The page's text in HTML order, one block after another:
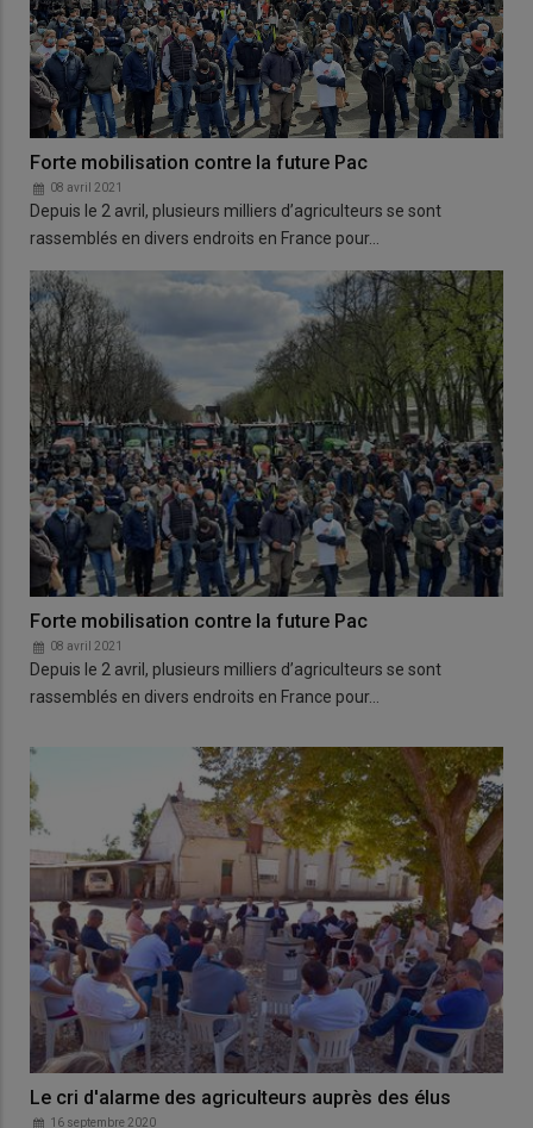
Forte mobilisation contre la future Pac
08 avril 2021
Depuis le 2 avril, plusieurs milliers d’agriculteurs se sont
rassemblés en divers endroits en France pour…
Forte mobilisation contre la future Pac
08 avril 2021
Depuis le 2 avril, plusieurs milliers d’agriculteurs se sont
rassemblés en divers endroits en France pour…
Le cri d'alarme des agriculteurs auprès des élus
16 septembre 2020